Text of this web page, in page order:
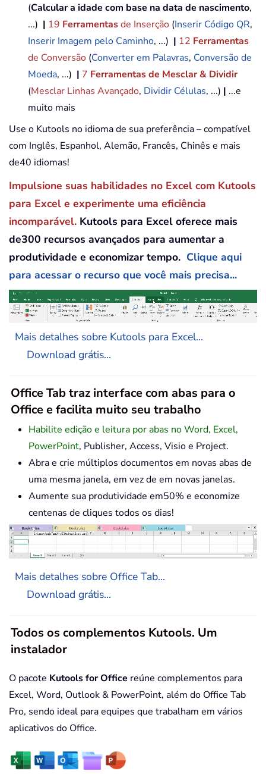
(Calcular a idade com base na data de nascimento,
...) | 19 Ferramentasde Inserção (Inserir Código QR,
Inserir Imagem pelo Caminho, ...) | 12 Ferramentas
de Conversão (Converter em Palavras, Conversão de
Moeda, ...) | 7 Ferramentas de Mesclar & Dividir
(Mesclar Linhas Avançado, Dividir Células, ...) | ...e
muito mais
Use o Kutools no idioma de sua preferência – compatível
com Inglês, Espanhol, Alemão, Francês, Chinês e mais
de40 idiomas!
Impulsione suas habilidades no Excel com Kutools
para Excel e experimente uma eficiência
incomparável. Kutools para Excel oferece mais
de300 recursos avançados para aumentar a
produtividade e economizar tempo. Clique aqui
para acessar o recurso que você mais precisa...
Mais detalhes sobre Kutools para Excel...
Download grátis...
Office Tab traz interface com abas para o
Office e facilita muito seu trabalho
Habilite edição e leitura por abas no Word, Excel,
PowerPoint, Publisher, Access, Visio e Project.
Abra e crie múltiplos documentos em novas abas de
uma mesma janela, em vez de em novas janelas.
Aumente sua produtividade em50% e economize
centenas de cliques todos os dias!
Mais detalhes sobre Office Tab...
Download grátis...
Todos os complementos Kutools. Um
instalador
O pacote Kutools for Office reúne complementos para
Excel, Word, Outlook & PowerPoint, além do Office Tab
Pro, sendo ideal para equipes que trabalham em vários
aplicativos do Office.